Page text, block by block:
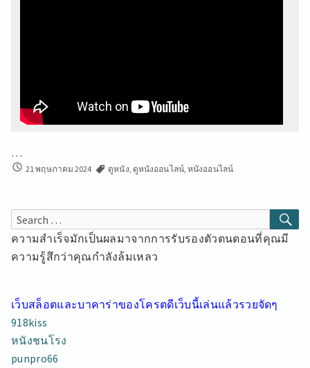
…
ดู
ไซต์
หนัง
25
ก.ค.
ดู
หนัง
21 พฤษภาคม 2024 ดูหนัง, ดูหนังออนไลน์,หนังออนไลน์
Search
for:
ความสำเร็จมักเป็นผลมาจากการรับรองตัวตนตอนที่คุณมี
ความรู้สึกว่าคุณกำลังล้มเหลว
เว็บสล็อตและบาคาร่าของโครตดีเว็บนี้เล่นแล้วรวยจัดๆ
918kiss
หนังชนโรง
punpro66